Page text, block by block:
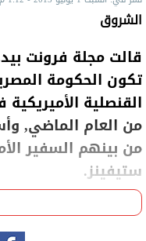
الشروق
قالت مجلة فرونت
تكون الحكومة
القنصلية
من العام الماضي,
من بينهم السفير
ستيفينز.